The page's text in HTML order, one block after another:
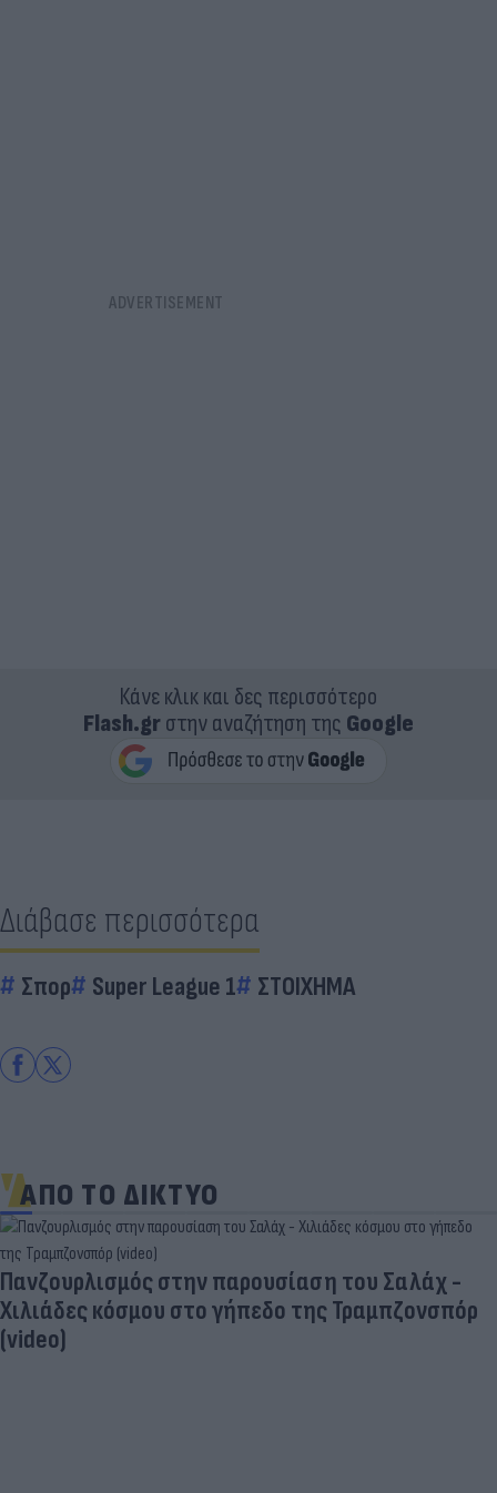
Κάνε κλικ και δες περισσότερο
Flash.grστην αναζήτηση της Google
Διάβασε περισσότερα
Σπορ Super League 1 ΣΤΟΙΧΗΜΑ
ΑΠΟ ΤΟ ΔΙΚΤΥΟ
Πανζουρλισμός στην παρουσίαση του Σαλάχ -
Χιλιάδες κόσμου στο γήπεδο της Τραμπζονσπόρ
(video)